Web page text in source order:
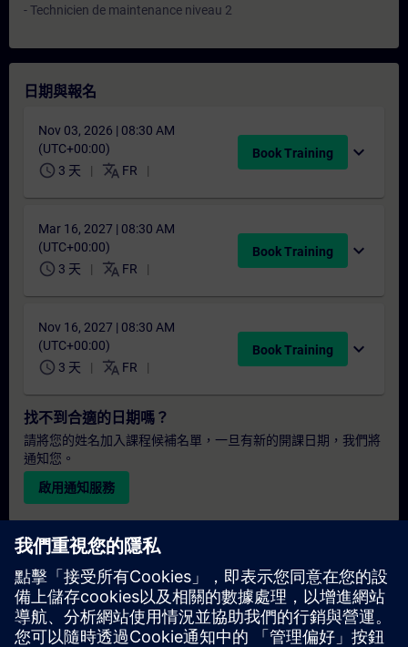
- Technicien de maintenance niveau 2
日期與報名
Nov 03, 2026 | 08:30 AM
(UTC+00:00)
schedule 3 天 translate FR
Book Training expand_more
Mar 16, 2027 | 08:30 AM
(UTC+00:00)
schedule 3 天 translate FR
Book Training expand_more
Nov 16, 2027 | 08:30 AM
(UTC+00:00)
schedule 3 天 translate FR
Book Training expand_more
找不到合適的日期嗎？
請將您的姓名加入課程候補名單，一旦有新的開課日期，我們將
通知您。
啟用通知服務
個人化報價
若您需要此培訓課程的標準報價單（例如供採購部門使用），請
點擊下方連結。您需先提供一些個人資料，之後我們將透過電子
郵件寄送報價單給您。